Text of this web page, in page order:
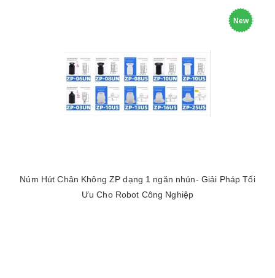
New
Núm Hút Chân Không ZP dạng 1 ngăn nhún- Giải Pháp Tối
Ưu Cho Robot Công Nghiệp